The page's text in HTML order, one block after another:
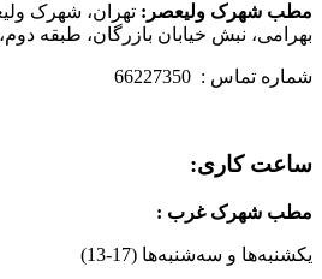
مطب شهرک ولیعصر: تهران، شهرک
بهرامی، نبش خیابان بازرگان، طبقه
شماره تماس : 66227350
ساعت کاری:
مطب شهرک غرب :
یکشنبه‌ها و سه‌شنبه‌ها (17-13)